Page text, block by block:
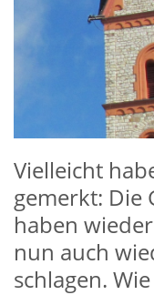
Vielleicht
gemerkt: Die
haben
nun auch
schlagen.